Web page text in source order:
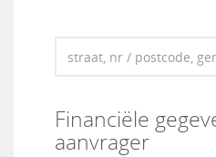
Financiële
aanvrager